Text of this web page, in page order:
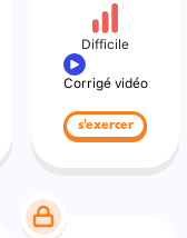
Difficile
Corrigé vidéo
s'exercer